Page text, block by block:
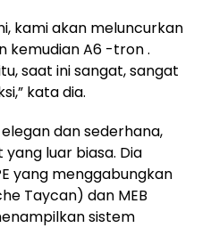
kami akan meluncurkan
kemudian A6 -tron .
saat ini sangat, sangat
kata dia.
dan sederhana,
luar biasa. Dia
yang menggabungkan
Taycan) dan MEB
sistem